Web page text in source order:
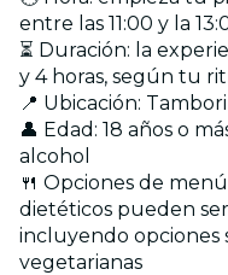
entre las 11:00 y la
⏳ Duración: la
y 4 horas, según tu
📍 Ubicación:
👤 Edad: 18 años o
alcohol
🍴 Opciones de
dietéticos pueden
incluyendo opciones
vegetarianas